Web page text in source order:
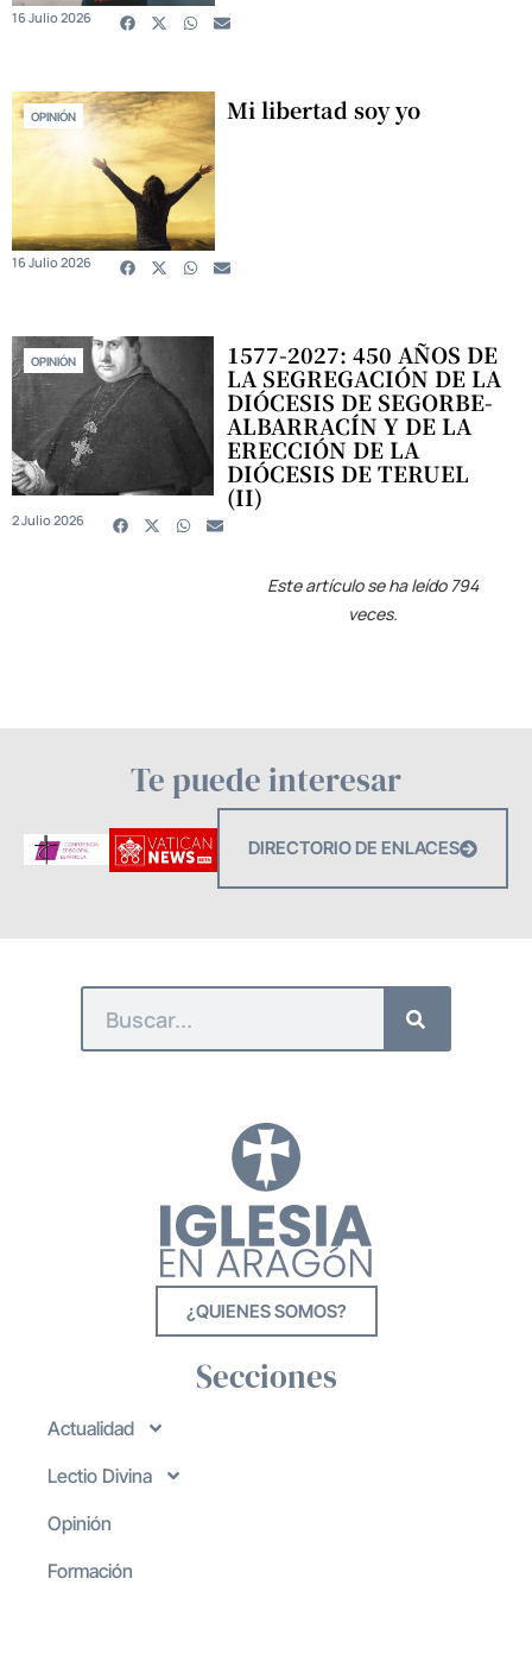
16 Julio 2026
OPINIÓN Mi libertad soy yo
16 Julio 2026
OPINIÓN 1577-2027: 450 AÑOS DE
LA SEGREGACIÓN DE LA
DIÓCESIS DE SEGORBE-
ALBARRACÍN Y DE LA
ERECCIÓN DE LA
DIÓCESIS DE TERUEL
(II)
2 Julio 2026
Este artículo se ha leído 794
veces.
Te puede interesar
DIRECTORIO DE ENLACES
¿QUIENES SOMOS?
Secciones
Actualidad
Lectio Divina
Opinión
Formación